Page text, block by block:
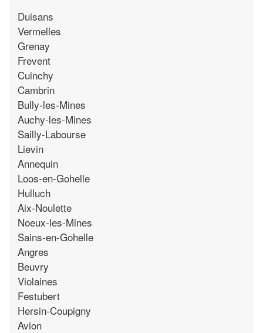
Duisans
Vermelles
Grenay
Frevent
Cuinchy
Cambrin
Bully-les-Mines
Auchy-les-Mines
Sailly-Labourse
Lievin
Annequin
Loos-en-Gohelle
Hulluch
Aix-Noulette
Noeux-les-Mines
Sains-en-Gohelle
Angres
Beuvry
Violaines
Festubert
Hersin-Coupigny
Avion